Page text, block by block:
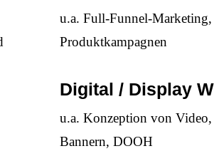
u.a. Full-Funnel-Marketing,
Produktkampagnen
Digital / Display
u.a. Konzeption von
Bannern, DOOH